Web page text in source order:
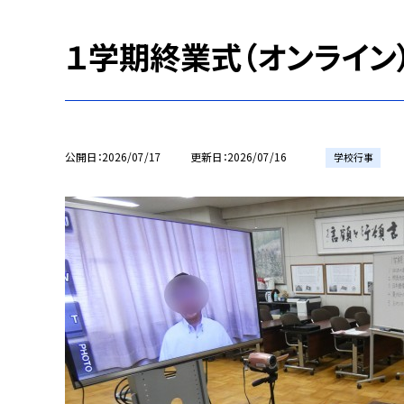
１学期終業式（オンライン
公開日 2026/07/17 更新日 2026/07/16 学校行事